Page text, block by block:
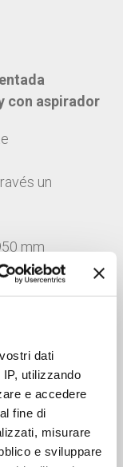
dati
utilizzando
e accedere
fine di
misurare
e sviluppare
con aspirador
un
mm
forma